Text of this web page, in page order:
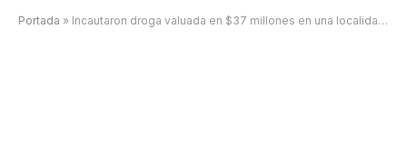
Portada » Incautaron droga valuada en $37 millones en una localidad correntina